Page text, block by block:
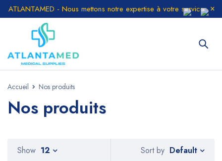
ATLANTAMED - Nous mettons notre expertise à votre service
Accueil Nos produits
Nos produits
Sort by Default
Show 12